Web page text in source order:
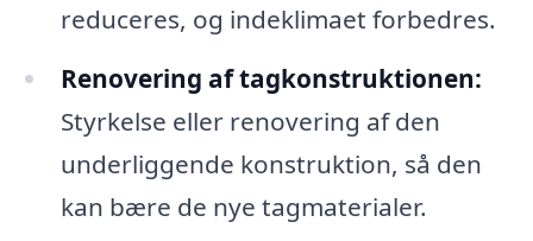
reduceres, og indeklimaet forbedres.
Renovering af tagkonstruktionen:
Styrkelse eller renovering af den
underliggende konstruktion, så den
kan bære de nye tagmaterialer.